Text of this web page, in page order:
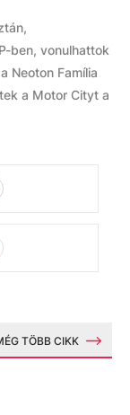
ben, vonulhattok
Neoton Família
a Motor Cityt a
TÖBB CIKK